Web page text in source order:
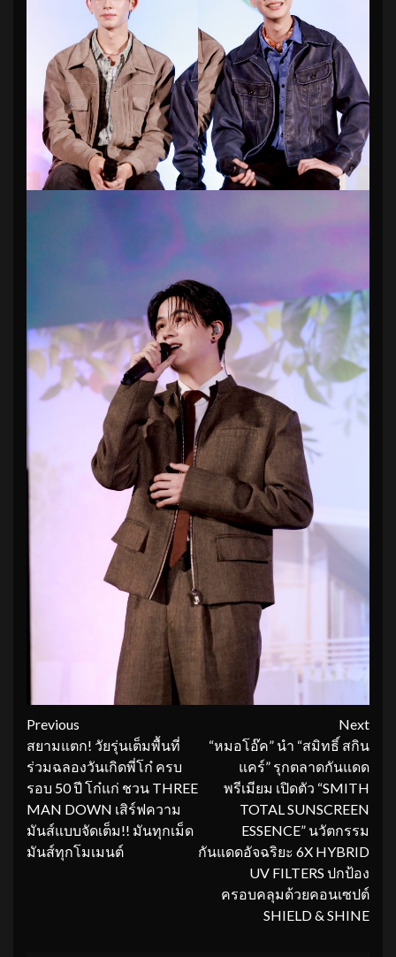
Continue
Reading
Previous
สยามแตก! วัยรุ่นเต็มพื้นที่
ร่วมฉลองวันเกิดพี่โก๋ ครบ
รอบ 50 ปี โก๋แก่ ชวน THREE
MAN DOWN เสิร์ฟความ
มันส์แบบจัดเต็ม!! มันทุกเม็ด
มันส์ทุกโมเมนต์
Next
“หมอโอ๊ค” นำ “สมิทธิ์ สกิน
แคร์” รุกตลาดกันแดด
พรีเมียม เปิดตัว “SMITH
TOTAL SUNSCREEN
ESSENCE” นวัตกรรม
กันแดดอัจฉริยะ 6X HYBRID
UV FILTERS ปกป้อง
ครอบคลุมด้วยคอนเซปต์
SHIELD & SHINE